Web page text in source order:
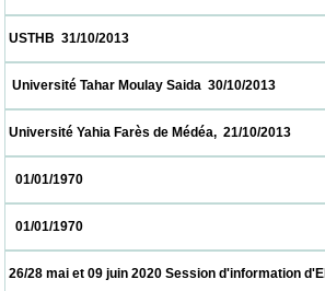
USTHB  31/10/2013
Université Tahar Moulay Saida  30/10/
Université Yahia Farès de Médéa,  21/
01/01/1970
01/01/1970
26/28 mai et 09 juin 2020 Session